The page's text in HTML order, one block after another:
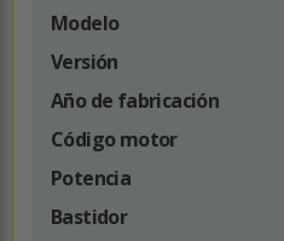
Modelo
Versión
Año de fabricación
Código motor
Potencia
Bastidor